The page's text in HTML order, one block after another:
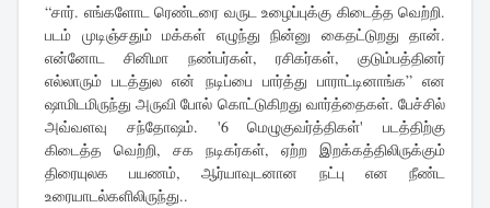
“சார். எங்களோட ரெண்டரை வருட உழைப்புக்கு கிடைத்த வெற்றி.
படம் முடிஞ்சதும் மக்கள் எழுந்து நின்னு கைதட்டுறது தான்.
என்னோட சினிமா நண்பர்கள், ரசிகர்கள், குடும்பத்தினர்
எல்லாரும் படத்துல என் நடிப்பை பார்த்து பாராட்டினாங்க” என
ஷாமிடமிருந்து அருவி போல் கொட்டுகிறது வார்த்தைகள். பேச்சில்
அவ்வளவு சந்தோஷம். '6 மெழுகுவர்த்திகள்' படத்திற்கு
கிடைத்த வெற்றி, சக நடிகர்கள், ஏற்ற இறக்கத்திலிருக்கும்
திரையுலக பயணம், ஆர்யாவுடனான நட்பு என நீண்ட
உரையாடல்களிலிருந்து..